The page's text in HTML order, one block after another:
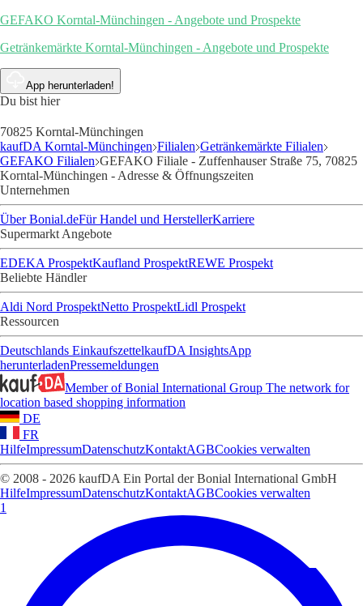
GEFAKO Korntal-Münchingen - Angebote und Prospekte
Getränkemärkte Korntal-Münchingen - Angebote und Prospekte
App herunterladen!
Du bist hier
70825 Korntal-Münchingen
kaufDA Korntal-Münchingen Filialen Getränkemärkte Filialen
GEFAKO Filialen GEFAKO Filiale - Zuffenhauser Straße 75, 70825
Korntal-Münchingen - Adresse & Öffnungszeiten
Unternehmen
Über Bonial.deFür Handel und HerstellerKarriere
Supermarkt Angebote
EDEKA ProspektKaufland ProspektREWE Prospekt
Beliebte Händler
Aldi Nord ProspektNetto ProspektLidl Prospekt
Ressourcen
Deutschlands EinkaufszettelkaufDA InsightsApp
herunterladenPressemeldungen
Member of Bonial International Group The network for
location based shopping information
DE
FR
HilfeImpressumDatenschutzKontaktAGBCookies verwalten
© 2008 - 2026 kaufDA Ein Portal der Bonial International GmbH
HilfeImpressumDatenschutzKontaktAGBCookies verwalten
1